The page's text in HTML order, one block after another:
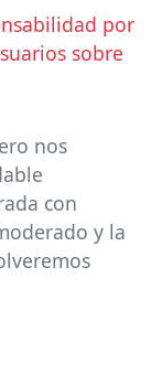
por
sobre
nos
con
y la